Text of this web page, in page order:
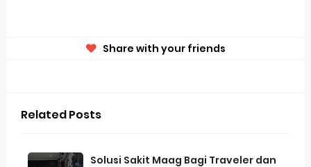
Share with your friends
Related Posts
Solusi Sakit Maag Bagi Traveler dan